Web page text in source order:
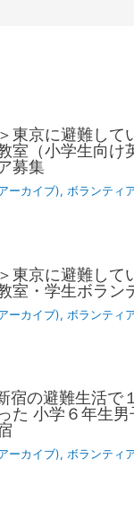
東京に避難して
室（小学生向け
募集
ーカイブ), ボランティ
東京に避難して
室・学生ボラン
ーカイブ), ボランティ
の避難生活で
た 小学６年生
ーカイブ), ボランティ